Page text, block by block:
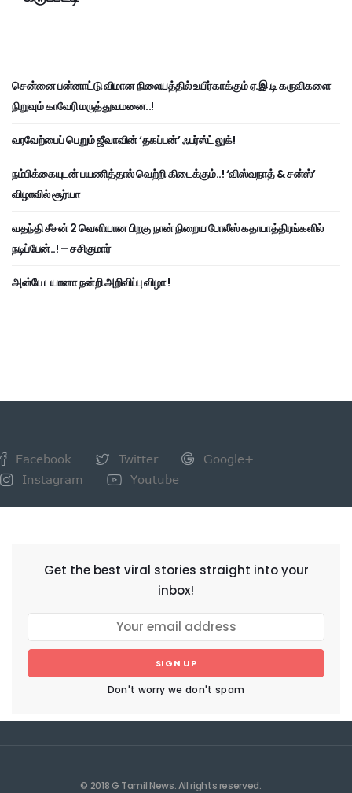
சென்னை பன்னாட்டு விமான நிலையத்தில் உயிர்காக்கும் ஏ.இ.டி கருவிகளை
நிறுவும் காவேரி மருத்துவமனை..!
வரவேற்பைப் பெறும் ஜீவாவின் ‘தகப்பன்’ ஃபர்ஸ்ட் லுக்!
நம்பிக்கையுடன் பயணித்தால் வெற்றி கிடைக்கும்..! ‘விஸ்வநாத் & சன்ஸ்’
விழாவில் சூர்யா
வதந்தி சீசன் 2 வெளியான பிறகு நான் நிறைய போலீஸ் கதாபாத்திரங்களில்
நடிப்பேன்..! – சசிகுமார்
அன்பே டயானா நன்றி அறிவிப்பு விழா !
Facebook Twitter
Google+
Instagram
Youtube
Get the best viral stories straight into your
inbox!
SIGN UP
Don't worry we don't spam
© 2018 G Tamil News. All rights reserved.